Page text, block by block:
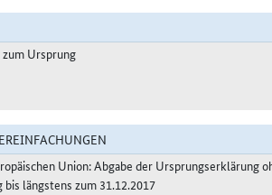
Ursprung
Union: Abgabe der Ursprungserklärung
längstens zum 31.12.2017